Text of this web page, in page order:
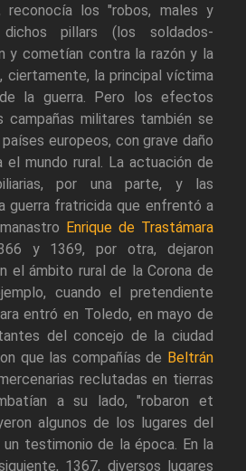
reconocía los "robos, males y
pillars (los soldados-
y cometían contra la razón y la
ciertamente, la principal víctima
la guerra. Pero los efectos
militares también se
europeos, con grave daño
el mundo rural. La actuación de
por una parte, y las
guerra fratricida que enfrentó a
Enrique de Trastámara
y 1369, por otra, dejaron
el ámbito rural de la Corona de
cuando el pretendiente
entró en Toledo, en mayo de
del concejo de la ciudad
que las compañías de Beltrán
reclutadas en tierras
a su lado, "robaron et
algunos de los lugares del
un testimonio de la época. En la
1367, diversos lugares